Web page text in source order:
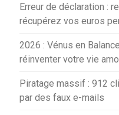
Erreur de déclaration :
récupérez vos euros
2026 : Vénus en
réinventer votre vie
Piratage massif : 912
par des faux e-mails